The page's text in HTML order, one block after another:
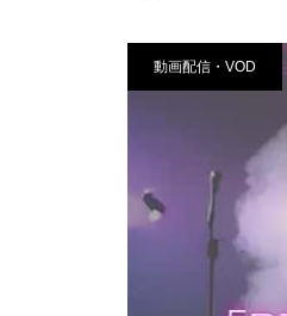
動画配信・VOD